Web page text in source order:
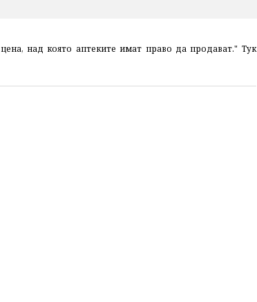
над която аптеките имат право да продават." Тук